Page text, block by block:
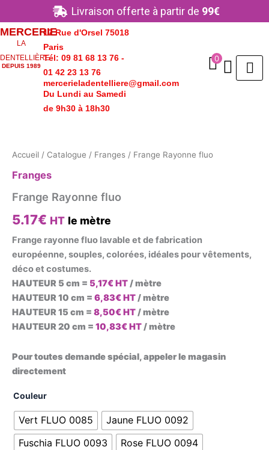
au
contenu
Livraison offerte à partir de 99€
MERCERIE
LA
DENTELLIÈRE
DEPUIS 1989
17 Rue d'Orsel 75018
Paris
Tél: 09 81 68 13 76 -
01 42 23 13 76
mercerieladentelliere@gmail.com
Du Lundi au Samedi
de 9h30 à 18h30
0
Accueil / Catalogue / Franges / Frange Rayonne fluo
Franges
Frange Rayonne fluo
5.17€ HT le mètre
Frange rayonne fluo lavable et de fabrication
européenne, souples, colorées, idéales pour vêtements,
déco et costumes.
HAUTEUR 5 cm = 5,17€ HT/ mètre
HAUTEUR 10 cm = 6,83€ HT/ mètre
HAUTEUR 15 cm = 8,50€ HT/ mètre
HAUTEUR 20 cm = 10,83€ HT/ mètre
Pour toutes demande spécial, appeler le magasin
directement
Couleur
Vert FLUO 0085
Jaune FLUO 0092
Fuschia FLUO 0093
Rose FLUO 0094
Rayonne
fluo